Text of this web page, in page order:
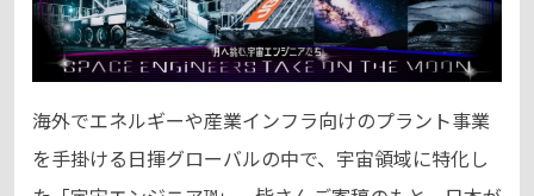
海外でエネルギーや産業インフラ向けのプラント事業
を手掛ける日揮グローバルの中で、宇宙領域に特化し